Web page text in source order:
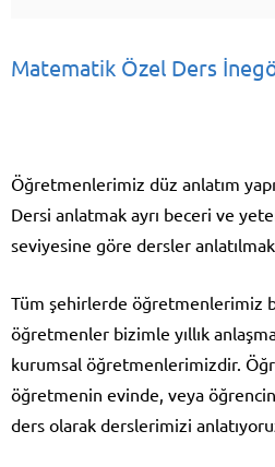
Matematik Özel Ders
Öğretmenlerimiz düz anlatım
Dersi anlatmak ayrı beceri ve
seviyesine göre dersler
Tüm şehirlerde öğretmenlerimiz
öğretmenler bizimle yıllık
kurumsal öğretmenlerimizdir.
öğretmenin evinde, veya
ders olarak derslerimizi